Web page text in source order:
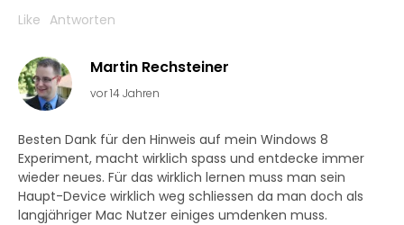
Like Antworten
Martin Rechsteiner
vor 14 Jahren
Besten Dank für den Hinweis auf mein Windows 8
Experiment, macht wirklich spass und entdecke immer
wieder neues. Für das wirklich lernen muss man sein
Haupt-Device wirklich weg schliessen da man doch als
langjähriger Mac Nutzer einiges umdenken muss.